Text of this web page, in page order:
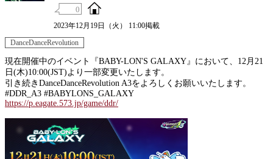
0
2023年12月19日（火） 11:00掲載
DanceDanceRevolution
現在開催中のイベント『BABY-LON'S GALAXY』において、12月21
日(木)10:00(JST)より一部変更いたします。
引き続きDanceDanceRevolution A3をよろしくお願いいたします。
#DDR_A3 #BABYLONS_GALAXY
https://p.eagate.573.jp/game/ddr/